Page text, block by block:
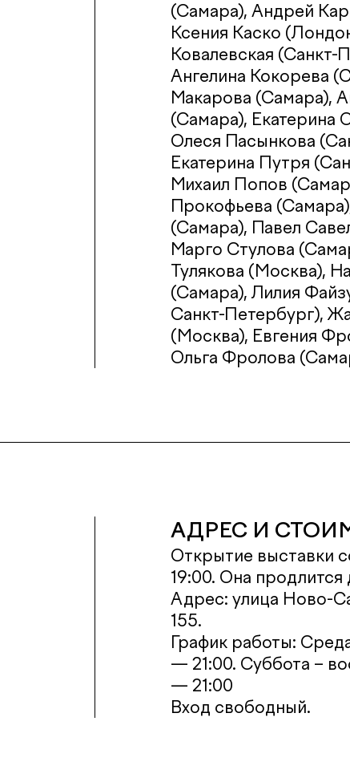
(Самара), Андрей
Ксения Каско
Ковалевская (Санкт-
Ангелина Кокорева
Макарова (Самара),
(Самара), Екатерина
Олеся Пасынкова
Екатерина Путря
Михаил Попов
Прокофьева
(Самара), Павел
Марго Стулова
Тулякова (Москва),
(Самара), Лилия
Санкт-Петербург),
(Москва), Евгения
Ольга Фролова
АДРЕС И
Открытие выставки
19:00. Она продлится
Адрес: улица Ново-
155.
График работы:
— 21:00. Суббота –
— 21:00
Вход свободный.